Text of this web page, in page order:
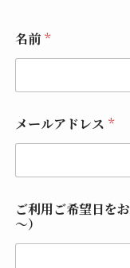
ス
ペ
ス
の
ご
利
目
と
、
名前 *
メールアドレス *
ご利用ご希望日を
～）